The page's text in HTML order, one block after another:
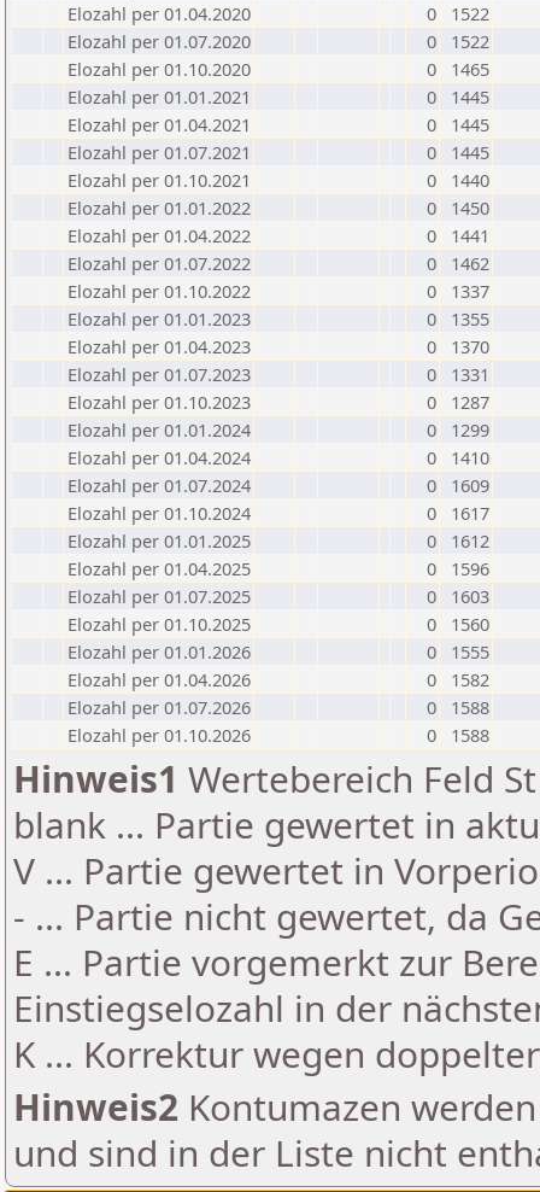
Elozahl per 01.04.2020
0
1522
Elozahl per 01.07.2020
0
1522
Elozahl per 01.10.2020
0
1465
Elozahl per 01.01.2021
0
1445
Elozahl per 01.04.2021
0
1445
Elozahl per 01.07.2021
0
1445
Elozahl per 01.10.2021
0
1440
Elozahl per 01.01.2022
0
1450
Elozahl per 01.04.2022
0
1441
Elozahl per 01.07.2022
0
1462
Elozahl per 01.10.2022
0
1337
Elozahl per 01.01.2023
0
1355
Elozahl per 01.04.2023
0
1370
Elozahl per 01.07.2023
0
1331
Elozahl per 01.10.2023
0
1287
Elozahl per 01.01.2024
0
1299
Elozahl per 01.04.2024
0
1410
Elozahl per 01.07.2024
0
1609
Elozahl per 01.10.2024
0
1617
Elozahl per 01.01.2025
0
1612
Elozahl per 01.04.2025
0
1596
Elozahl per 01.07.2025
0
1603
Elozahl per 01.10.2025
0
1560
Elozahl per 01.01.2026
0
1555
Elozahl per 01.04.2026
0
1582
Elozahl per 01.07.2026
0
1588
Elozahl per 01.10.2026
0 1588
Hinweis1 Wertebereich Feld
blank ... Partie gewertet in
V ... Partie gewertet in
- ... Partie nicht gewertet, da
E ... Partie vorgemerkt zur
Einstiegselozahl in der
K ... Korrektur wegen
Hinweis2 Kontumazen
und sind in der Liste nicht